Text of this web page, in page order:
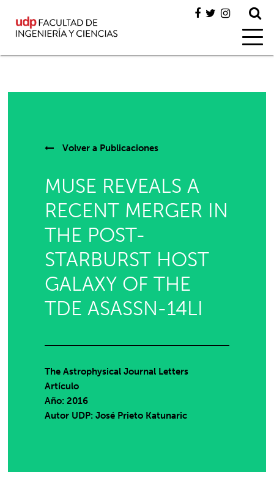
Volver a Publicaciones
MUSE REVEALS A
RECENT MERGER IN
THE POST-
STARBURST HOST
GALAXY OF THE
TDE ASASSN-14LI
The Astrophysical Journal Letters
Artículo
Año: 2016
Autor UDP:José Prieto Katunaric